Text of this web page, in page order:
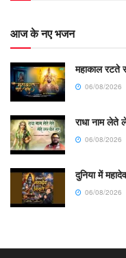
आज के नए भजन
महाकाल रटते
06/08/2026
राधा नाम लेते
06/08/2026
दुनिया में
06/08/2026